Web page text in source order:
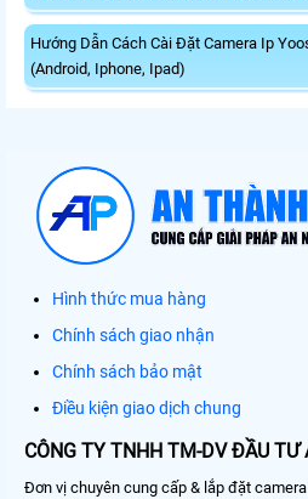
Hướng Dẫn Cách Cài Đặt Camera Ip
(Android, Iphone, Ipad)
Hình thức mua hàng
Chính sách giao nhận
Chính sách bảo mật
Điều kiện giao dịch chung
CÔNG TY TNHH TM-DV ĐẦU TƯ
Đơn vị chuyên cung cấp & lắp đặt